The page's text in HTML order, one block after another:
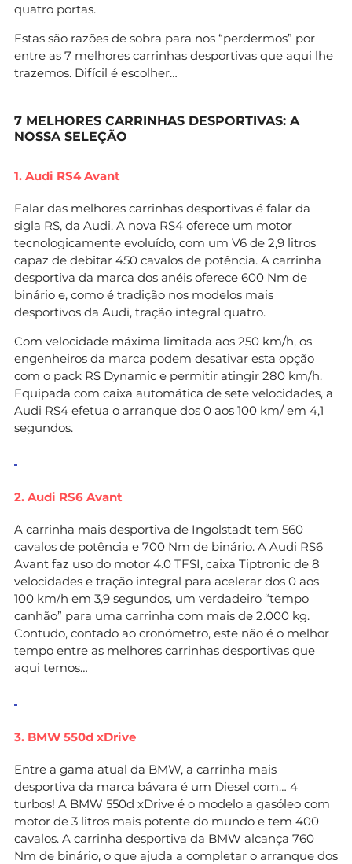
quatro portas.
Estas são razões de sobra para nos “perdermos” por
entre as 7 melhores carrinhas desportivas que aqui lhe
trazemos. Difícil é escolher…
7 MELHORES CARRINHAS DESPORTIVAS: A
NOSSA SELEÇÃO
1. Audi RS4 Avant
Falar das melhores carrinhas desportivas é falar da
sigla RS, da Audi. A nova RS4 oferece um motor
tecnologicamente evoluído, com um V6 de 2,9 litros
capaz de debitar 450 cavalos de potência. A carrinha
desportiva da marca dos anéis oferece 600 Nm de
binário e, como é tradição nos modelos mais
desportivos da Audi, tração integral quatro.
Com velocidade máxima limitada aos 250 km/h, os
engenheiros da marca podem desativar esta opção
com o pack RS Dynamic e permitir atingir 280 km/h.
Equipada com caixa automática de sete velocidades, a
Audi RS4 efetua o arranque dos 0 aos 100 km/ em 4,1
segundos.
2. Audi RS6 Avant
A carrinha mais desportiva de Ingolstadt tem 560
cavalos de potência e 700 Nm de binário. A Audi RS6
Avant faz uso do motor 4.0 TFSI, caixa Tiptronic de 8
velocidades e tração integral para acelerar dos 0 aos
100 km/h em 3,9 segundos, um verdadeiro “tempo
canhão” para uma carrinha com mais de 2.000 kg.
Contudo, contado ao cronómetro, este não é o melhor
tempo entre as melhores carrinhas desportivas que
aqui temos…
3. BMW 550d xDrive
Entre a gama atual da BMW, a carrinha mais
desportiva da marca bávara é um Diesel com… 4
turbos! A BMW 550d xDrive é o modelo a gasóleo com
motor de 3 litros mais potente do mundo e tem 400
cavalos. A carrinha desportiva da BMW alcança 760
Nm de binário, o que ajuda a completar o arranque dos